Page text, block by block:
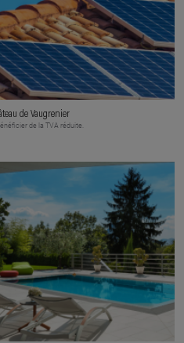
de Vaugrenier
de la TVA réduite.